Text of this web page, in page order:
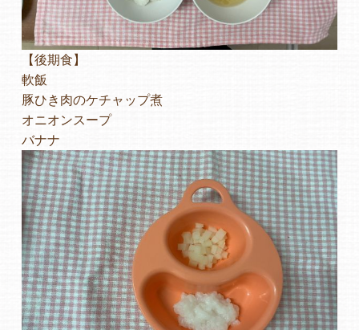
【後期食】
軟飯
豚ひき肉のケチャップ煮
オニオンスープ
バナナ